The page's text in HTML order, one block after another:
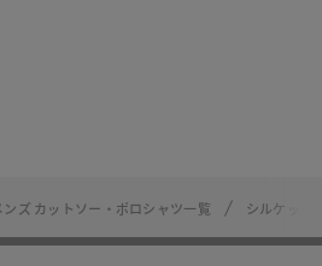
ンズ カットソー・ポロシャツ一覧 シルケット